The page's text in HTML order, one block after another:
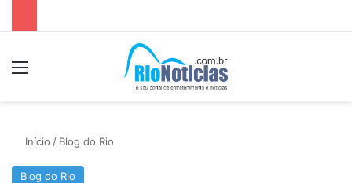
Início / Blog do Rio
Blog do Rio